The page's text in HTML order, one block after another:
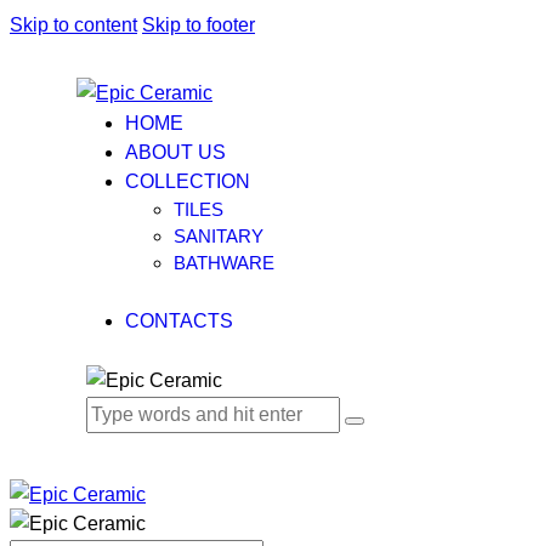
Skip to content Skip to footer
HOME
ABOUT US
COLLECTION
TILES
SANITARY
BATHWARE
CONTACTS